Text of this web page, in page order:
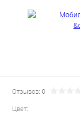
Отзывов: 0
Цвет: